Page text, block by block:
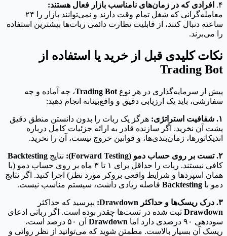
۴.
افرادی که در زمان‌های نامناسب بازار فعال هستند:
معامله‌گرانی که شغل تمام وقت دارند و نمی‌توانند بازار را ۲۴
ساعته دنبال کنند، از قابلیت نظارت دائمی ربات‌ها بیشترین استفاده
را می‌برند.
نکات کلیدی قبل از خرید یا استفاده از
Trading Bot
پیش از سرمایه‌گذاری در هر نوع Trading Bot، چه آماده و چه
سفارشی، باید یک ارزیابی دقیق و واقع‌بینانه انجام دهید:
۱. شفافیت استراتژی:
هرگز یک ربات را بدون دانستن منطق دقیق
پشت آن نخرید. اگر سازنده قادر به ارائه جزئیات کامل درباره
اندیکاتورها، زمان‌بندی‌ها، و قوانین خروج نیست، آن را نخرید.
۲. تست بر روی حساب دمو (Forward Testing): نتایج Backtesting
کافی نیستند. ربات را حداقل برای ۱ تا ۳ ماه بر روی حساب دمو (با
همان اسپردها و شرایط واقعی بروکر مورد نظر) اجرا کنید. اگر نتایج
دمو با Backtesting فاصله زیادی داشت، سیستم مناسب نیست.
۳. درک ریسک‌ها و حداکثر Drawdown:
بپرسید که حداکثر
Drawdown ثبت شده در تست‌ها چقدر بوده است. اگر رباتی ادعای
سوددهی ۹۰ درصدی دارد اما
Drawdown
آن ۵۰ درصد است،
ریسک آن بسیار بالاست. مطمئن شوید که می‌توانید از نظر روانی و